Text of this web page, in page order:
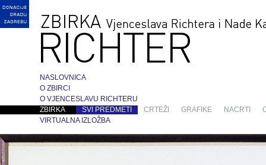
NASLOVNICA
O ZBIRCI
O VJENCESLAVU RICHTERU
ZBIRKA
SVI PREDMETI CRTEŽI GRAFIKE NACRTI
VIRTUALNA IZLOŽBA